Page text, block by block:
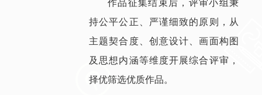
作品征集结束后，评审小组秉
持公平公正、严谨细致的原则，从
主题契合度、创意设计、画面构图
及思想内涵等维度开展综合评审，
择优筛选优质作品。